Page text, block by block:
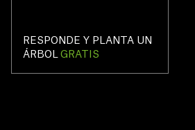
mejor.
RESPONDE Y PLANTA UN
ÁRBOL GRATIS